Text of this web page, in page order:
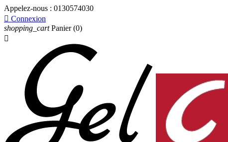
Appelez-nous : 0130574030
 Connexion
shopping_cart Panier (0)
